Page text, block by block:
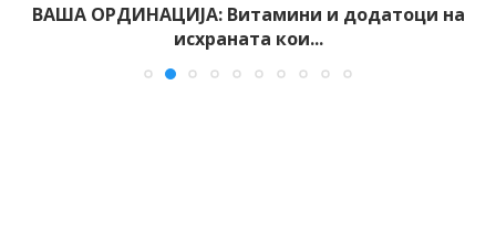
ВАША ОРДИНАЦИЈА: Витамини и додатоци на
исхраната кои...